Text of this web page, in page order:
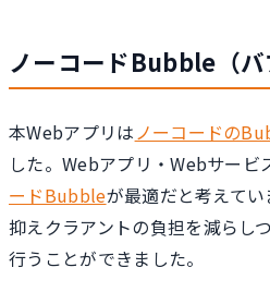
ノーコードBubble（
本Webアプリはノーコードの
した。Webアプリ・Webサービ
ードBubbleが最適だと考えて
抑えクラアントの負担を減らし
行うことができました。